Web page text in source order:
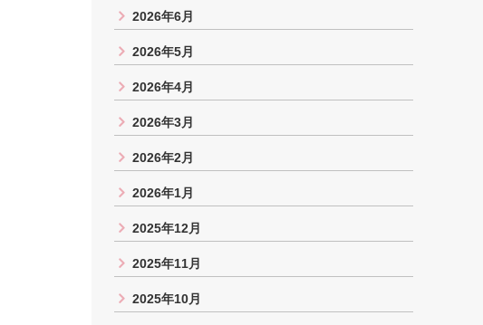
2026年6月
2026年5月
2026年4月
2026年3月
2026年2月
2026年1月
2025年12月
2025年11月
2025年10月